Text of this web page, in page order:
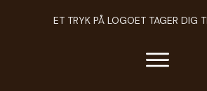
ET TRYK PÅ LOGOET TAGER DIG